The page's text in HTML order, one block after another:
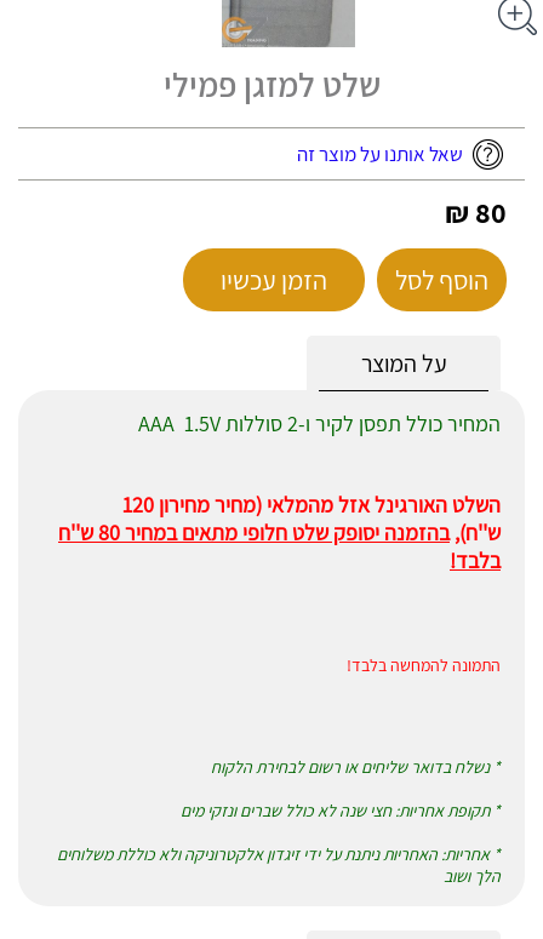
שלט למזגן פמילי
שאל אותנו על מוצר זה
80 ₪
הוסף לסל הזמן עכשיו
על המוצר
המחיר כולל תפסן לקיר ו-2 סוללות AAA 1.5V
השלט האורגינל אזל מהמלאי (מחיר מחירון 120
ש''ח),
בהזמנה יסופק שלט חלופי מתאים במחיר 80 ש''ח
בלבד!
התמונה להמחשה בלבד!
* נשלח בדואר שליחים או רשום לבחירת הלקוח
* תקופת אחריות: חצי שנה לא כולל שברים ונזקי מים
* אחריות: האחריות ניתנת על ידי זיגדון אלקטרוניקה ולא כוללת משלוחים
הלך ושוב